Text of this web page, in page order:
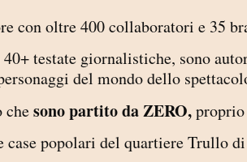
con oltre 400 collaboratori e 35
testate giornalistiche, sono
del mondo dello
chesono partito da ZERO,
case popolari del quartiere Trullo